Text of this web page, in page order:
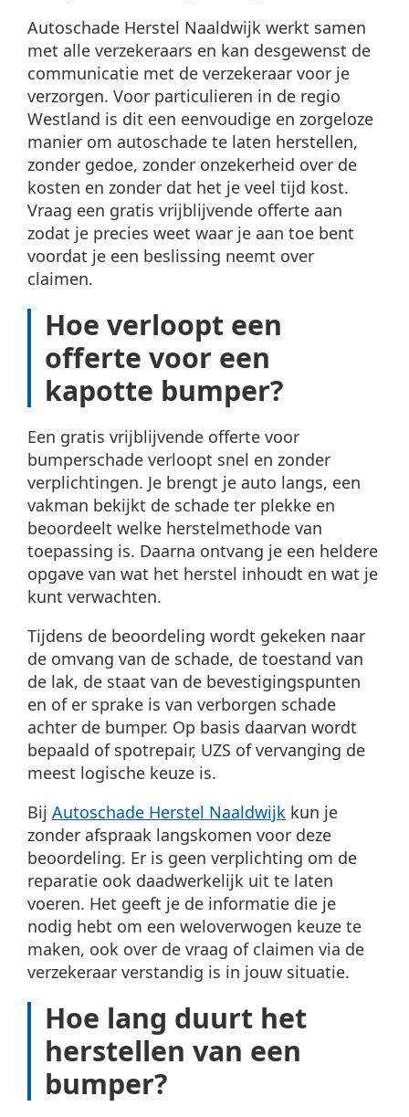
Autoschade Herstel Naaldwijk werkt samen
met alle verzekeraars en kan desgewenst de
communicatie met de verzekeraar voor je
verzorgen. Voor particulieren in de regio
Westland is dit een eenvoudige en zorgeloze
manier om autoschade te laten herstellen,
zonder gedoe, zonder onzekerheid over de
kosten en zonder dat het je veel tijd kost.
Vraag een gratis vrijblijvende offerte aan
zodat je precies weet waar je aan toe bent
voordat je een beslissing neemt over
claimen.
Hoe verloopt een
offerte voor een
kapotte bumper?
Een gratis vrijblijvende offerte voor
bumperschade verloopt snel en zonder
verplichtingen. Je brengt je auto langs, een
vakman bekijkt de schade ter plekke en
beoordeelt welke herstelmethode van
toepassing is. Daarna ontvang je een heldere
opgave van wat het herstel inhoudt en wat je
kunt verwachten.
Tijdens de beoordeling wordt gekeken naar
de omvang van de schade, de toestand van
de lak, de staat van de bevestigingspunten
en of er sprake is van verborgen schade
achter de bumper. Op basis daarvan wordt
bepaald of spotrepair, UZS of vervanging de
meest logische keuze is.
Bij Autoschade Herstel Naaldwijk kun je
zonder afspraak langskomen voor deze
beoordeling. Er is geen verplichting om de
reparatie ook daadwerkelijk uit te laten
voeren. Het geeft je de informatie die je
nodig hebt om een weloverwogen keuze te
maken, ook over de vraag of claimen via de
verzekeraar verstandig is in jouw situatie.
Hoe lang duurt het
herstellen van een
bumper?